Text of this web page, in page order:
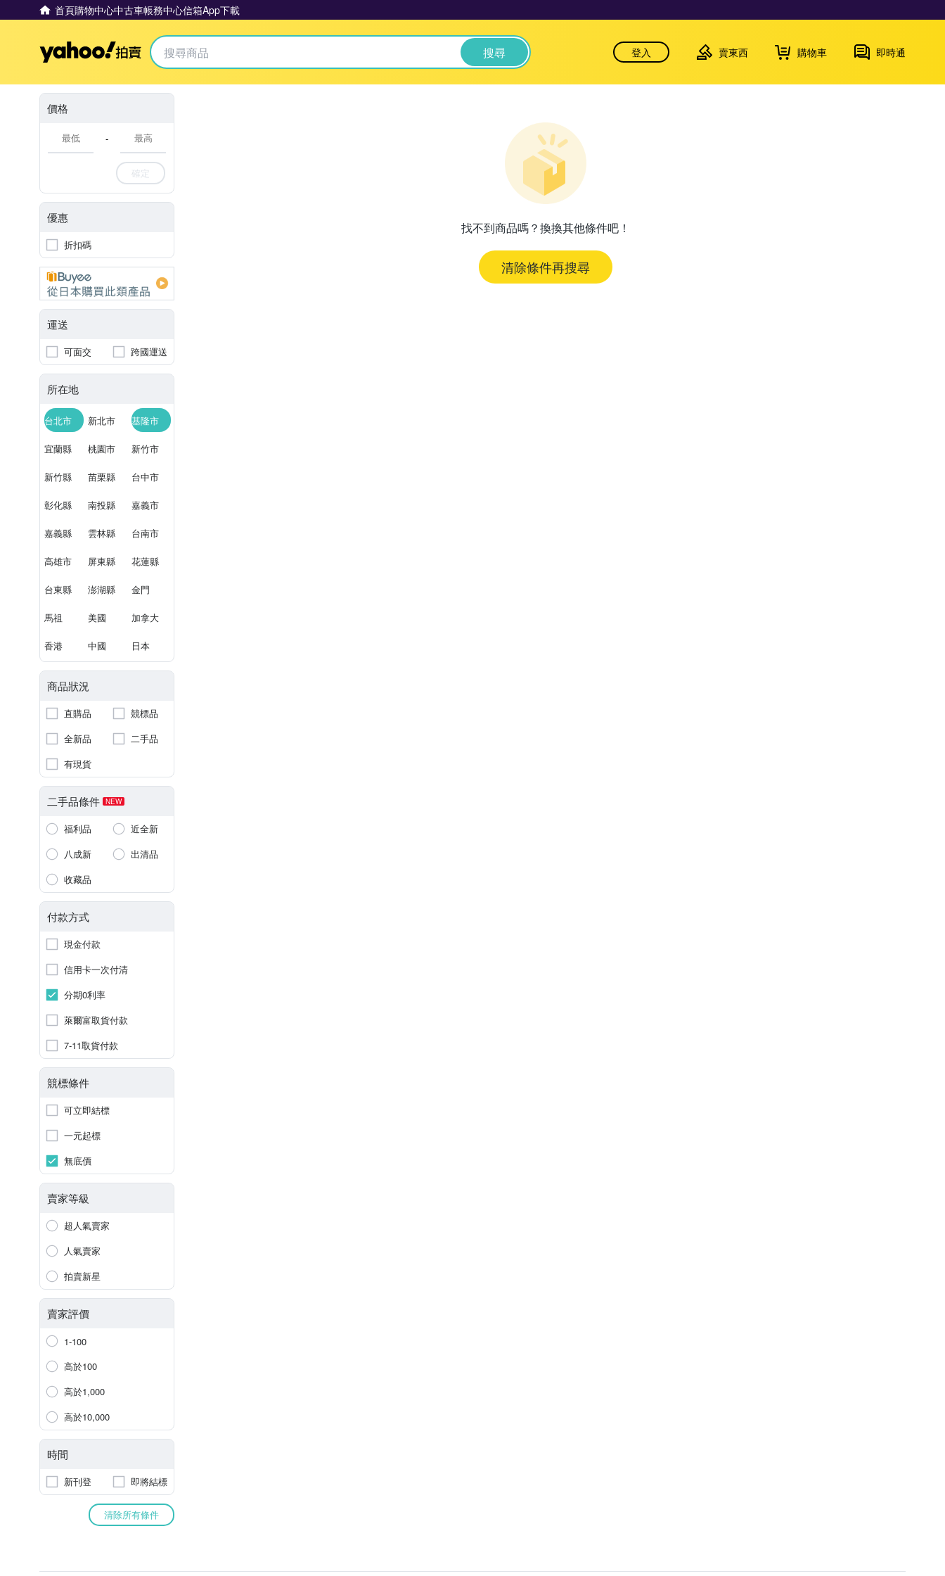
首頁購物中心中古車帳務中心信箱App下載
Yahoo拍賣 搜尋 登入 賣東西 購物車 即時通
價格
-
確定
優惠
折扣碼
運送
可面交 跨國運送
所在地
台北市 新北市 基隆市
宜蘭縣 桃園市 新竹市
新竹縣 苗栗縣 台中市
彰化縣 南投縣 嘉義市
嘉義縣 雲林縣 台南市
高雄市 屏東縣 花蓮縣
台東縣 澎湖縣 金門
馬祖 美國 加拿大
香港 中國 日本
商品狀況
直購品
競標品
全新品
二手品
有現貨
二手品條件 NEW
福利品
近全新
八成新
出清品
收藏品
付款方式
現金付款
信用卡一次付清
分期0利率
萊爾富取貨付款
7-11取貨付款
競標條件
可立即結標
一元起標
無底價
賣家等級
超人氣賣家
人氣賣家
拍賣新星
賣家評價
1-100
高於100
高於1,000
高於10,000
時間
新刊登 即將結標
清除所有條件
找不到商品嗎？換換其他條件吧！
清除條件再搜尋